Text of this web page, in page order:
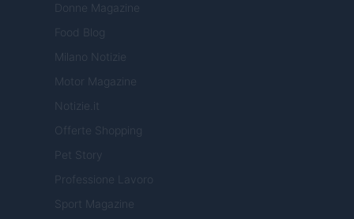
Donne Magazine
Food Blog
Milano Notizie
Motor Magazine
Notizie.it
Offerte Shopping
Pet Story
Professione Lavoro
Sport Magazine